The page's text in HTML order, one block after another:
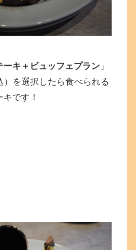
ーキ＋ビュッフェプラン 」
）を選択したら食べられる
です！